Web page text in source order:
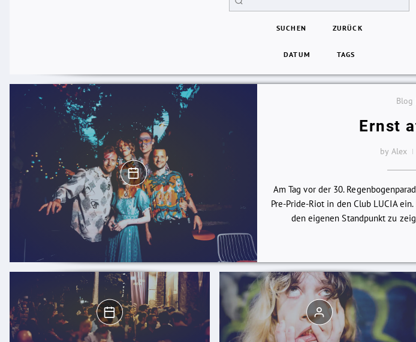
SUCHEN ZURÜCK
DATUM TAGS
Blog
Ernst
by Alex
Am Tag vor der 30.
Pre-Pride-Riot in den Club LUCIA
den eigenen Standpunkt zu